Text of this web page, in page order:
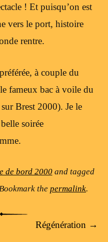
! Et puisqu’on est
vers le port, histoire
rentre.
à couple du
fameux bac à voile du
Brest 2000). Je le
soirée
de bord 2000and tagged
the permalink.
Régénération →